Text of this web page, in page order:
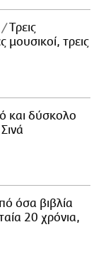
Tρεις
μουσικοί, τρεις
και δύσκολο
όσα βιβλία
20 χρόνια,